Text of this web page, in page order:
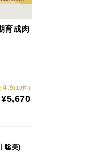
育成肉
4.9(10件)
¥5,670
聡美)